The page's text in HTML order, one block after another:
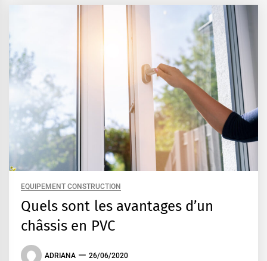
EQUIPEMENT CONSTRUCTION
Quels sont les avantages d’un
châssis en PVC
ADRIANA 26/06/2020